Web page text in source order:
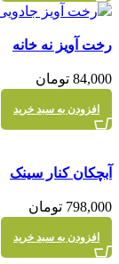
نمایش سریع
رخت آویز نه خانه
84,000 تومان
افزودن به سبد خرید
نمایش سریع
آبچکان کنار سینک
798,000 تومان
افزودن به سبد خرید